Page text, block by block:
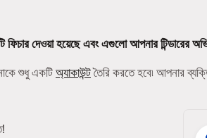
দেওয়া হয়েছে এবং এগুলো আপনার টিন্ডারের
শুধু একটিঅ্যাকাউন্টতৈরি করতে হবে৷ আপনার